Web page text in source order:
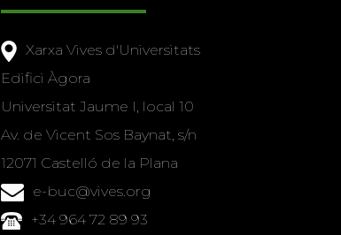
Xarxa Vives d'Universitats
Edifici Àgora
Universitat Jaume I, local 10
Av. de Vicent Sos Baynat, s/n
12071 Castelló de la Plana
e-buc@vives.org
+34 964 72 89 93